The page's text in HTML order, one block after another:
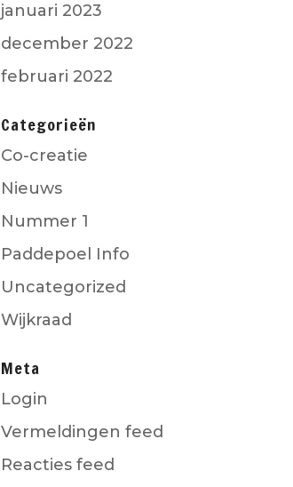
januari 2023
december 2022
februari 2022
Categorieën
Co-creatie
Nieuws
Nummer 1
Paddepoel Info
Uncategorized
Wijkraad
Meta
Login
Vermeldingen feed
Reacties feed